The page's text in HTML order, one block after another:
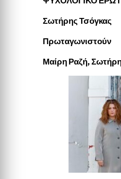
Σωτήρης Τσόγκας
Πρωταγωνιστούν
Μαίρη Ραζή,